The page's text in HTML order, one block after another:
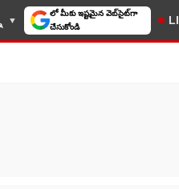
10TV సెలెక్ట్ చేసుకోండి